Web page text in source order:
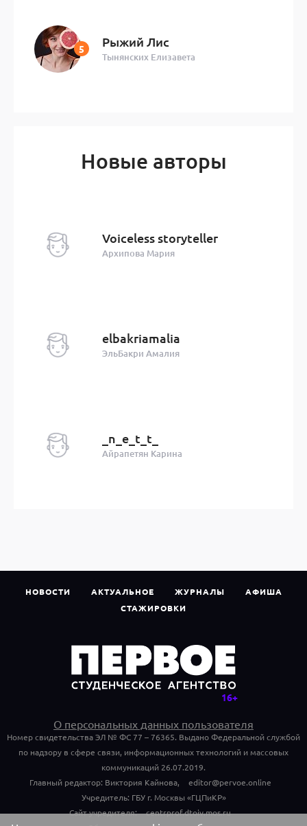
Рыжий Лис
Тынянских Елизавета
Новые авторы
Voiceless storyteller
Архипова Мария
elbakriamalia
ЭльБакри Амалия
_n_e_t_t_
Айрапетян Карина
НОВОСТИ АКТУАЛЬНОЕ ЖУРНАЛЫ
АФИША
СТАЖИРОВКИ
О персональных данных пользователя
Номер свидетельства ЭЛ № ФС 77 – 76365. Выдано Федеральной службой
по надзору в сфере связи, информационных технологий и массовых
коммуникаций 26.07.2019.
Главный редактор: Виктория Кайнова,
editor@pervoe.online
Учредитель: ГБУ г. Москвы «ГЦПиКР»
Сайт учредителя:
centrprof.dtoiv.mos.ru